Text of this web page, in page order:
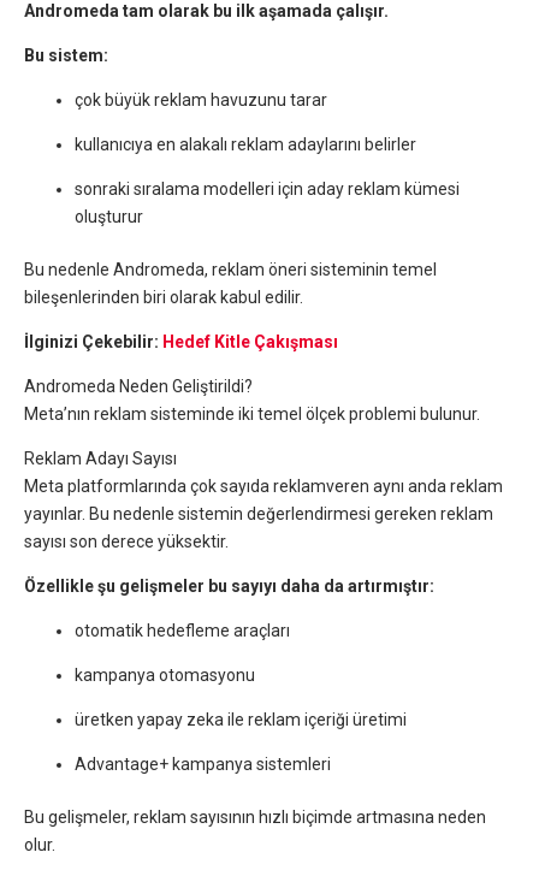
Andromeda tam olarak bu ilk aşamada çalışır.
Bu sistem:
çok büyük reklam havuzunu tarar
kullanıcıya en alakalı reklam adaylarını belirler
sonraki sıralama modelleri için aday reklam kümesi
oluşturur
Bu nedenle Andromeda, reklam öneri sisteminin temel
bileşenlerinden biri olarak kabul edilir.
İlginizi Çekebilir: Hedef Kitle Çakışması
Andromeda Neden Geliştirildi?
Meta’nın reklam sisteminde iki temel ölçek problemi bulunur.
Reklam Adayı Sayısı
Meta platformlarında çok sayıda reklamveren aynı anda reklam
yayınlar. Bu nedenle sistemin değerlendirmesi gereken reklam
sayısı son derece yüksektir.
Özellikle şu gelişmeler bu sayıyı daha da artırmıştır:
otomatik hedefleme araçları
kampanya otomasyonu
üretken yapay zeka ile reklam içeriği üretimi
Advantage+ kampanya sistemleri
Bu gelişmeler, reklam sayısının hızlı biçimde artmasına neden
olur.